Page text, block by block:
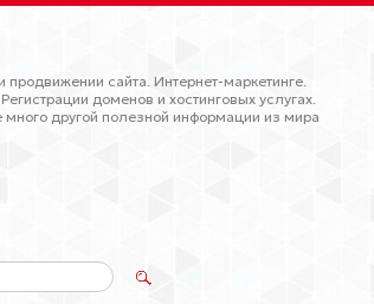
сайта. Интернет-маркетинге.
доменов и хостинговых услугах.
другой полезной информации из мира